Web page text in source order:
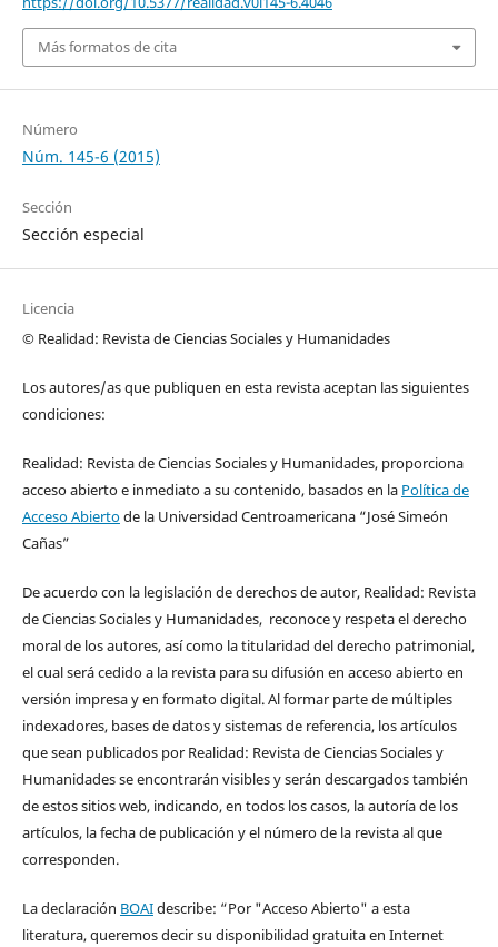
Más formatos de cita
Número
Núm. 145-6 (2015)
Sección
Sección especial
Licencia
© Realidad: Revista de Ciencias Sociales y Humanidades
Los autores/as que publiquen en esta revista aceptan las siguientes
condiciones:
Realidad: Revista de Ciencias Sociales y Humanidades, proporciona
acceso abierto e inmediato a su contenido, basados en la Política de
Acceso Abiertode la Universidad Centroamericana “José Simeón
Cañas”
De acuerdo con la legislación de derechos de autor, Realidad: Revista
de Ciencias Sociales y Humanidades, reconoce y respeta el derecho
moral de los autores, así como la titularidad del derecho patrimonial,
el cual será cedido a la revista para su difusión en acceso abierto en
versión impresa y en formato digital. Al formar parte de múltiples
indexadores, bases de datos y sistemas de referencia, los artículos
que sean publicados por Realidad: Revista de Ciencias Sociales y
Humanidades se encontrarán visibles y serán descargados también
de estos sitios web, indicando, en todos los casos, la autoría de los
artículos, la fecha de publicación y el número de la revista al que
corresponden.
La declaración BOAIdescribe: “Por "Acceso Abierto" a esta
literatura, queremos decir su disponibilidad gratuita en Internet